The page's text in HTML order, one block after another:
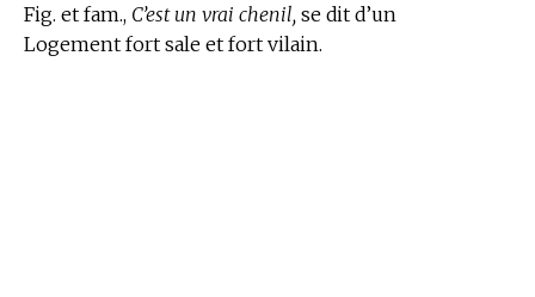
Fig. et fam., C’est un vrai chenil, se dit d’un
Logement fort sale et fort vilain.